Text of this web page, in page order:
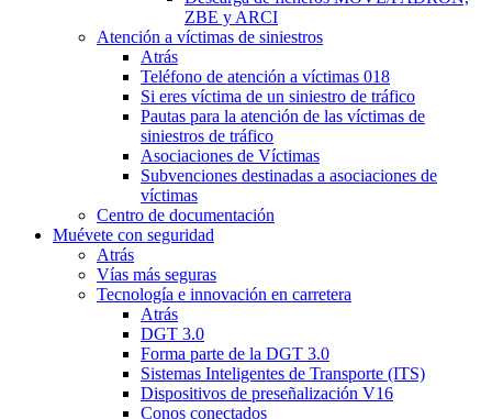
ZBE y ARCI
Atención a víctimas de siniestros
Atrás
Teléfono de atención a víctimas 018
Si eres víctima de un siniestro de tráfico
Pautas para la atención de las víctimas de
siniestros de tráfico
Asociaciones de Víctimas
Subvenciones destinadas a asociaciones de
víctimas
Centro de documentación
Muévete con seguridad
Atrás
Vías más seguras
Tecnología e innovación en carretera
Atrás
DGT 3.0
Forma parte de la DGT 3.0
Sistemas Inteligentes de Transporte (ITS)
Dispositivos de preseñalización V16
Conos conectados